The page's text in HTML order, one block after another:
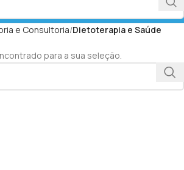
e Consultoria Dietoterapia e Saúde
para a sua seleção.